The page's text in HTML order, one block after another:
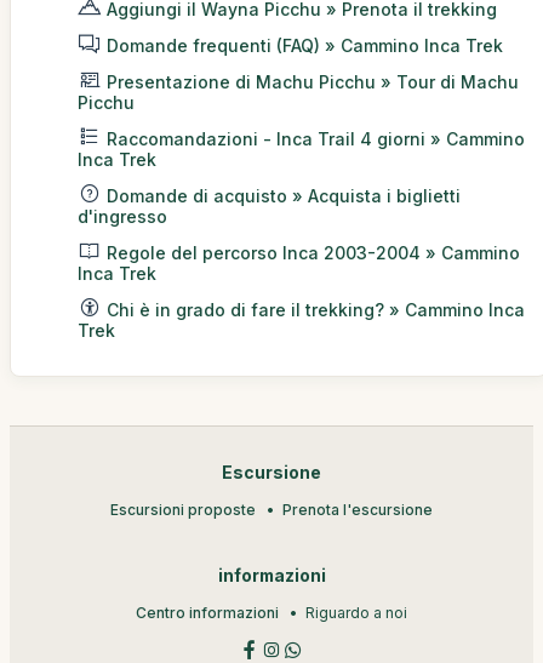
Aggiungi il Wayna Picchu » Prenota il trekking
Domande frequenti (FAQ) » Cammino Inca Trek
Presentazione di Machu Picchu » Tour di Machu
Picchu
Raccomandazioni - Inca Trail 4 giorni » Cammino
Inca Trek
Domande di acquisto » Acquista i biglietti
d'ingresso
Regole del percorso Inca 2003-2004 » Cammino
Inca Trek
Chi è in grado di fare il trekking? » Cammino Inca
Trek
Escursione
Escursioni proposte Prenota l'escursione
informazioni
Centro informazioni Riguardo a noi